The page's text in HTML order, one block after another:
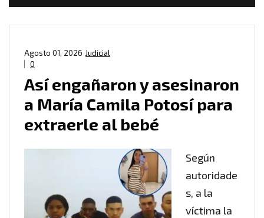
Judicial
Agosto 01, 2026
0
Así engañaron y asesinaron
a María Camila Potosí para
extraerle al bebé
Según
autoridade
s, a la
víctima la